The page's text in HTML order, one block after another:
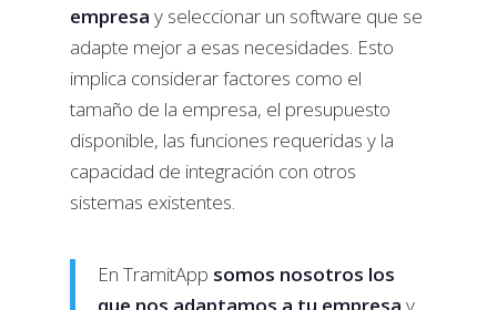
empresa y seleccionar un software que se
adapte mejor a esas necesidades. Esto
implica considerar factores como el
tamaño de la empresa, el presupuesto
disponible, las funciones requeridas y la
capacidad de integración con otros
sistemas existentes.
En TramitApp somos nosotros los